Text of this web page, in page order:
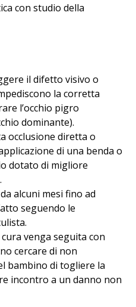
con studio della
il difetto visivo o
la corretta
l’occhio pigro
dominante).
occlusione diretta o
di una benda o
dotato di migliore
alcuni mesi fino ad
seguendo le
venga seguita con
cercare di non
bambino di togliere la
incontro a un danno non